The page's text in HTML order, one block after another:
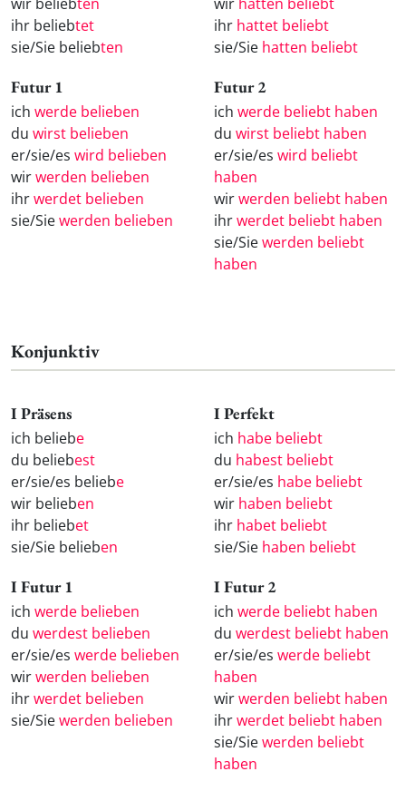
ihr beliebtet
sie/Sie beliebten
ihr hattet beliebt
sie/Sie hatten beliebt
Futur 1
ich werde belieben
du wirst belieben
er/sie/es wird belieben
wirwerden belieben
ihrwerdet belieben
sie/Siewerden belieben
Futur 2
ich werde beliebt haben
du wirst beliebt haben
er/sie/es wird beliebt
haben
wirwerden beliebt haben
ihrwerdet beliebt haben
sie/Siewerden beliebt
haben
Konjunktiv
I Präsens
ich beliebe
du beliebest
er/sie/es beliebe
wir belieben
ihr beliebet
sie/Sie belieben
I Perfekt
ich habe beliebt
du habest beliebt
er/sie/es habe beliebt
wir haben beliebt
ihr habet beliebt
sie/Sie haben beliebt
I Futur 1
ich werde belieben
du werdest belieben
er/sie/es werde belieben
wirwerden belieben
ihrwerdet belieben
sie/Siewerden belieben
I Futur 2
ich werde beliebt haben
du werdest beliebt haben
er/sie/es werde beliebt
haben
wirwerden beliebt haben
ihrwerdet beliebt haben
sie/Siewerden beliebt
haben